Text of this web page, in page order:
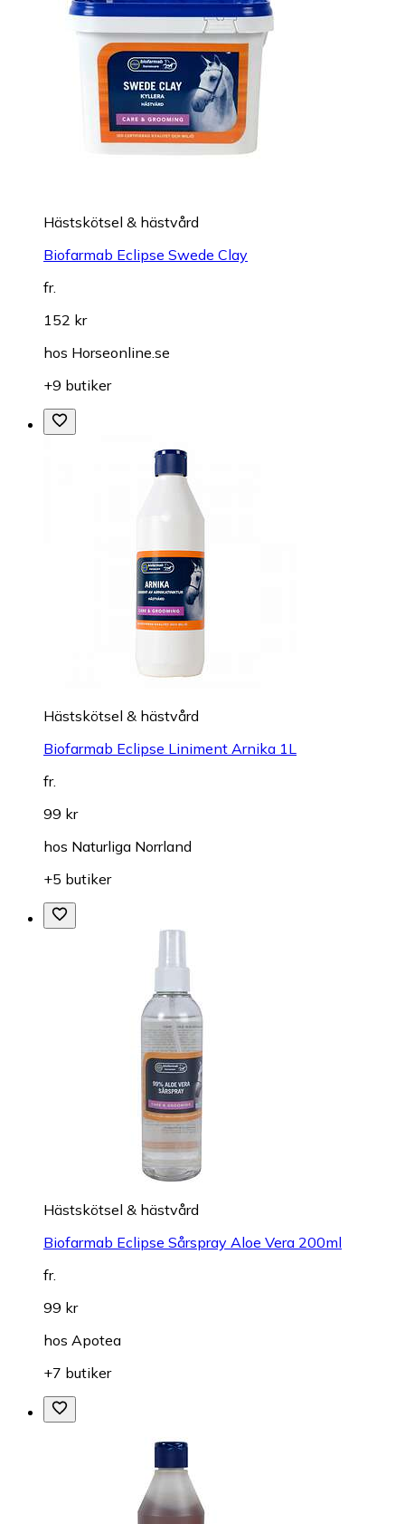
Hästskötsel & hästvård
Biofarmab Eclipse Swede Clay
fr.
152 kr
hos Horseonline.se
+9 butiker
Hästskötsel & hästvård
Biofarmab Eclipse Liniment Arnika 1L
fr.
99 kr
hos Naturliga Norrland
+5 butiker
Hästskötsel & hästvård
Biofarmab Eclipse Sårspray Aloe Vera 200ml
fr.
99 kr
hos Apotea
+7 butiker